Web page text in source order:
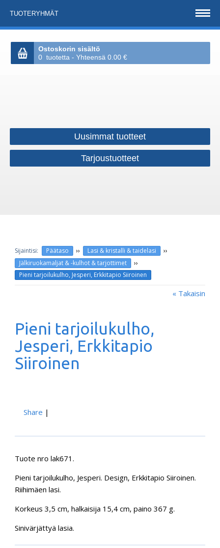
TUOTERYHMÄT
Ostoskorin sisältö
0 tuotetta - Yhteensä 0.00 €
Uusimmat tuotteet
Tarjoustuotteet
Päätaso ›› Lasi & kristalli & taidelasi ››
Jälkiruokamaljat & -kulhot & tarjottimet ››
Pieni tarjoilukulho, Jesperi, Erkkitapio Siiroinen
« Takaisin
Pieni tarjoilukulho,
Jesperi, Erkkitapio
Siiroinen
Share |
Tuote nro lak671.
Pieni tarjoilukulho, Jesperi. Design, Erkkitapio Siiroinen.
Riihimäen lasi.
Korkeus 3,5 cm, halkaisija 15,4 cm, paino 367 g.
Sinivärjättyä lasia.